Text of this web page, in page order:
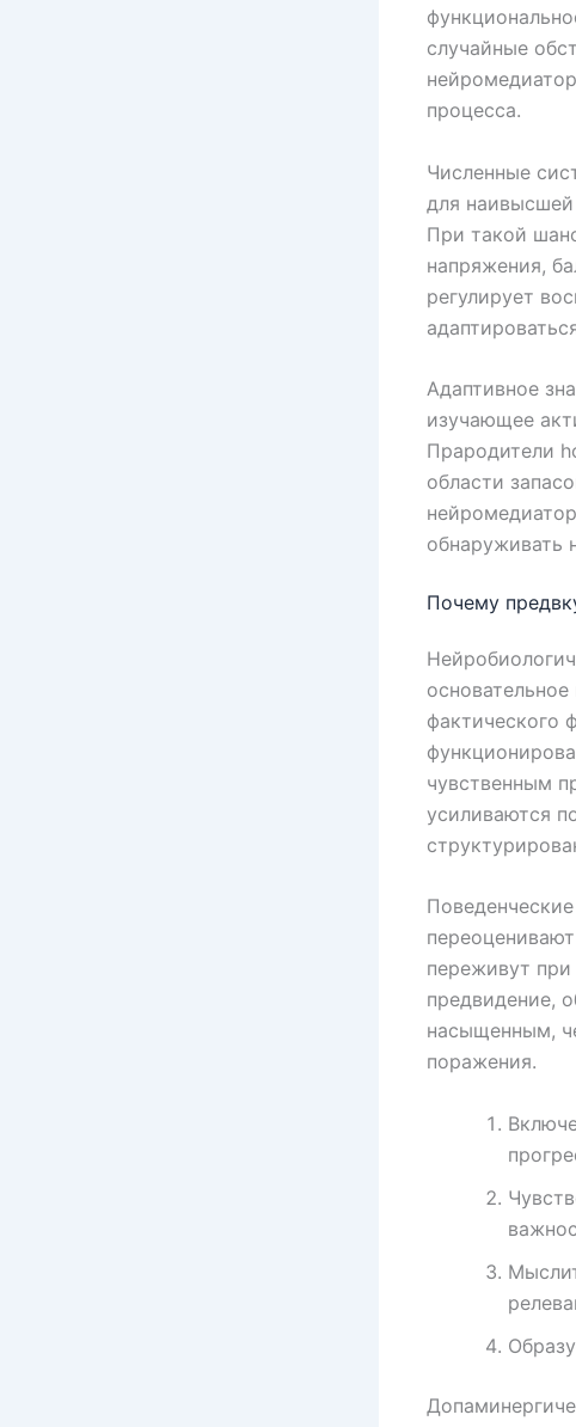
случайные
процесса.
Численные
для
При такой
напряжения,
регулирует
Адаптивное
изучающее
Прародители
области
обнаруживать
Почему
фактического
чувственным
усиливаются
переживут
предвидение,
насыщенным,
поражения.